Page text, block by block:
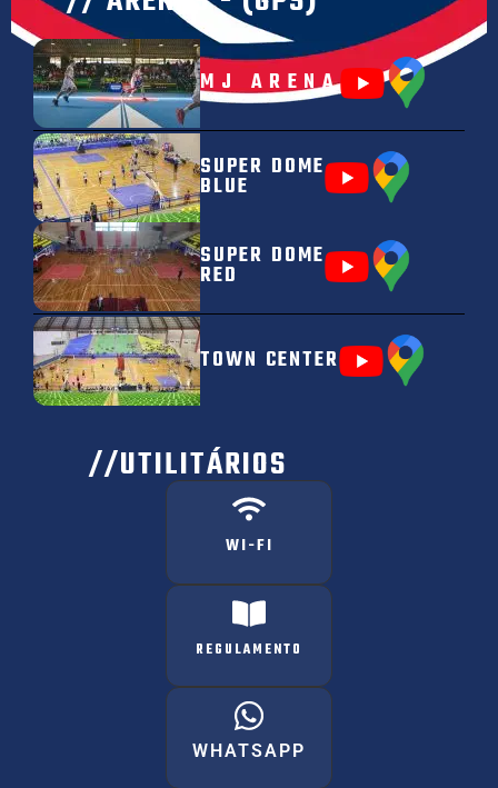
MJ ARENA
SUPER DOME
BLUE
SUPER DOME
RED
TOWN CENTER
//UTILITÁRIOS
WI-FI
REGULAMENTO
WHATSAPP